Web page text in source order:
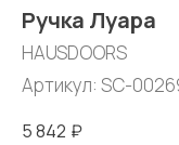
Ручка Луара
HAUSDOORS
Артикул: SC-
5 842 ₽